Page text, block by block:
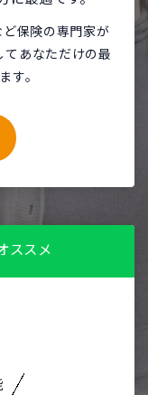
保険の専門家が
てあなただけの最
す。
ススメ